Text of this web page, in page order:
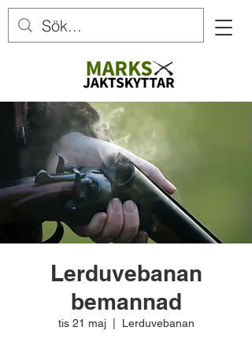
Lerduvebanan
bemannad
tis 21 maj
  |
Lerduvebanan